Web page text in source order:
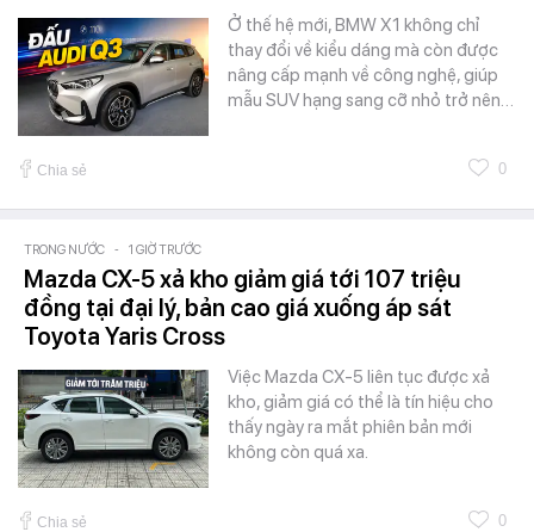
Ở thế hệ mới, BMW X1 không chỉ
thay đổi về kiểu dáng mà còn được
nâng cấp mạnh về công nghệ, giúp
mẫu SUV hạng sang cỡ nhỏ trở nên…
Chia sẻ 0
TRONG NƯỚC - 1 GIỜ TRƯỚC
Mazda CX-5 xả kho giảm giá tới 107 triệu
đồng tại đại lý, bản cao giá xuống áp sát
Toyota Yaris Cross
Việc Mazda CX-5 liên tục được xả
kho, giảm giá có thể là tín hiệu cho
thấy ngày ra mắt phiên bản mới
không còn quá xa.
Chia sẻ 0